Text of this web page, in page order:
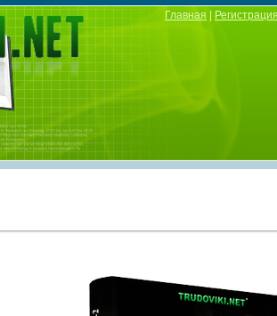
Главная Регистрация